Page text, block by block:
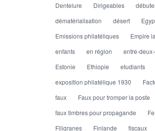
Dentelure
Dirigeables
dématérialisation
désert
Emissions philatéliques
Empire
enfants
en région entre-
Estonie
Ethiopie etudiants
exposition philatélique 1930
faux
Faux pour tromper la poste
faux timbres pour propagande
Filigranes
Finlande fiscaux